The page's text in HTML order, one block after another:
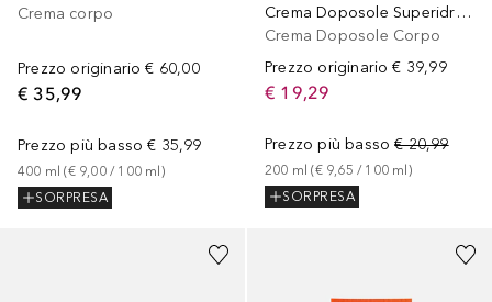
Crema corpo
Prezzo originario € 60,00
€ 35,99
Prezzo più basso € 35,99
400 ml (€ 9,00 / 100 ml)
SORPRESA
Crema Doposole Superidratante Rigenerante
Crema Doposole Corpo
Prezzo originario € 39,99
€ 19,29
Prezzo più basso € 20,99
200 ml (€ 9,65 / 100 ml )
SORPRESA